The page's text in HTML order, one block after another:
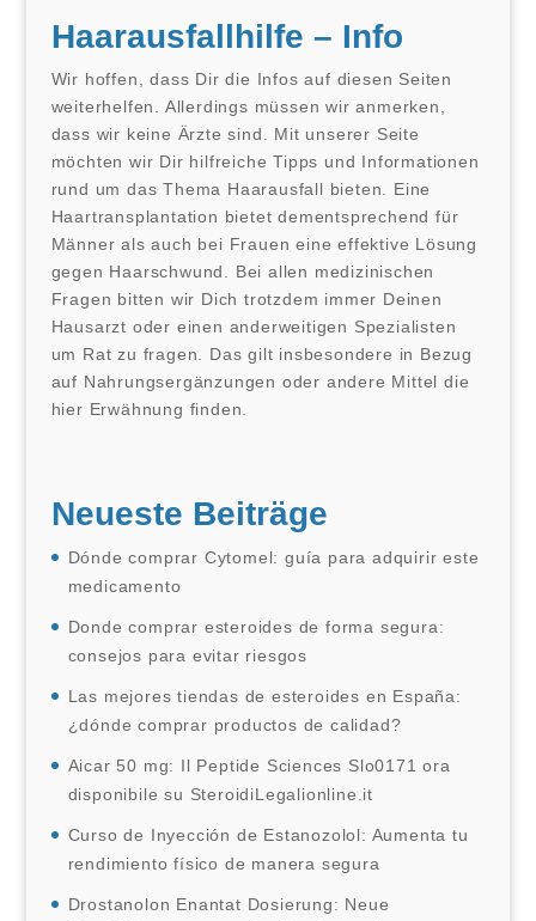
Haarausfallhilfe – Info
Wir hoffen, dass Dir die Infos auf diesen Seiten
weiterhelfen. Allerdings müssen wir anmerken,
dass wir keine Ärzte sind. Mit unserer Seite
möchten wir Dir hilfreiche Tipps und Informationen
rund um das Thema Haarausfall bieten. Eine
Haartransplantation bietet dementsprechend für
Männer als auch bei Frauen eine effektive Lösung
gegen Haarschwund. Bei allen medizinischen
Fragen bitten wir Dich trotzdem immer Deinen
Hausarzt oder einen anderweitigen Spezialisten
um Rat zu fragen. Das gilt insbesondere in Bezug
auf Nahrungsergänzungen oder andere Mittel die
hier Erwähnung finden.
Neueste Beiträge
Dónde comprar Cytomel: guía para adquirir este
medicamento
Donde comprar esteroides de forma segura:
consejos para evitar riesgos
Las mejores tiendas de esteroides en España:
¿dónde comprar productos de calidad?
Aicar 50 mg: Il Peptide Sciences Slo0171 ora
disponibile su SteroidiLegalionline.it
Curso de Inyección de Estanozolol: Aumenta tu
rendimiento físico de manera segura
Drostanolon Enantat Dosierung: Neue